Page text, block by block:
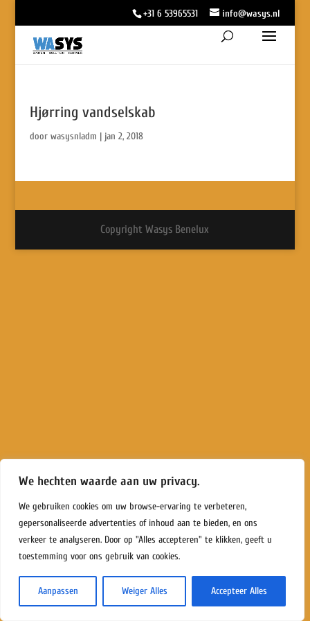
We hechten waarde aan uw privacy.
We gebruiken cookies om uw browse-ervaring te verbeteren,
gepersonaliseerde advertenties of inhoud aan te bieden, en ons
verkeer te analyseren. Door op "Alles accepteren" te klikken, geeft u
toestemming voor ons gebruik van cookies.
Aanpassen Weiger Alles Accepteer Alles
+31 6 53965531 info@wasys.nl
Hjørring vandselskab
door wasysnladm | jan 2, 2018
Copyright Wasys Benelux